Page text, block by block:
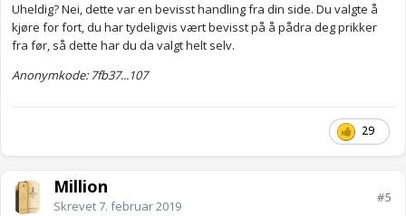
Uheldig? Nei, dette var en bevisst handling fra din side. Du valgte å
kjøre for fort, du har tydeligvis vært bevisst på å pådra deg prikker
fra før, så dette har du da valgt helt selv.
Anonymkode: 7fb37...107
29
Million
Skrevet7. februar 2019
#5